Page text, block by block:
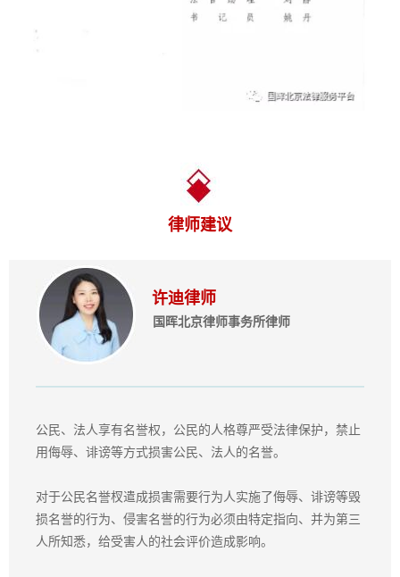
律师建议
许迪律师
国晖北京律师事务所律师
公民、法人享有名誉权，公民的人格尊严受法律保护，禁止
用侮辱、诽谤等方式损害公民、法人的名誉。
对于公民名誉杈遣成损害需要行为人实施了侮辱、诽谤等毁
损名誉的行为、侵害名誉的行为必须由特定指向、并为第三
人所知悉，给受害人的社会评价造成影响。